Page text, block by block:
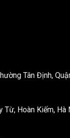
Tân Định,
Từ, Hoàn Kiếm, Hà